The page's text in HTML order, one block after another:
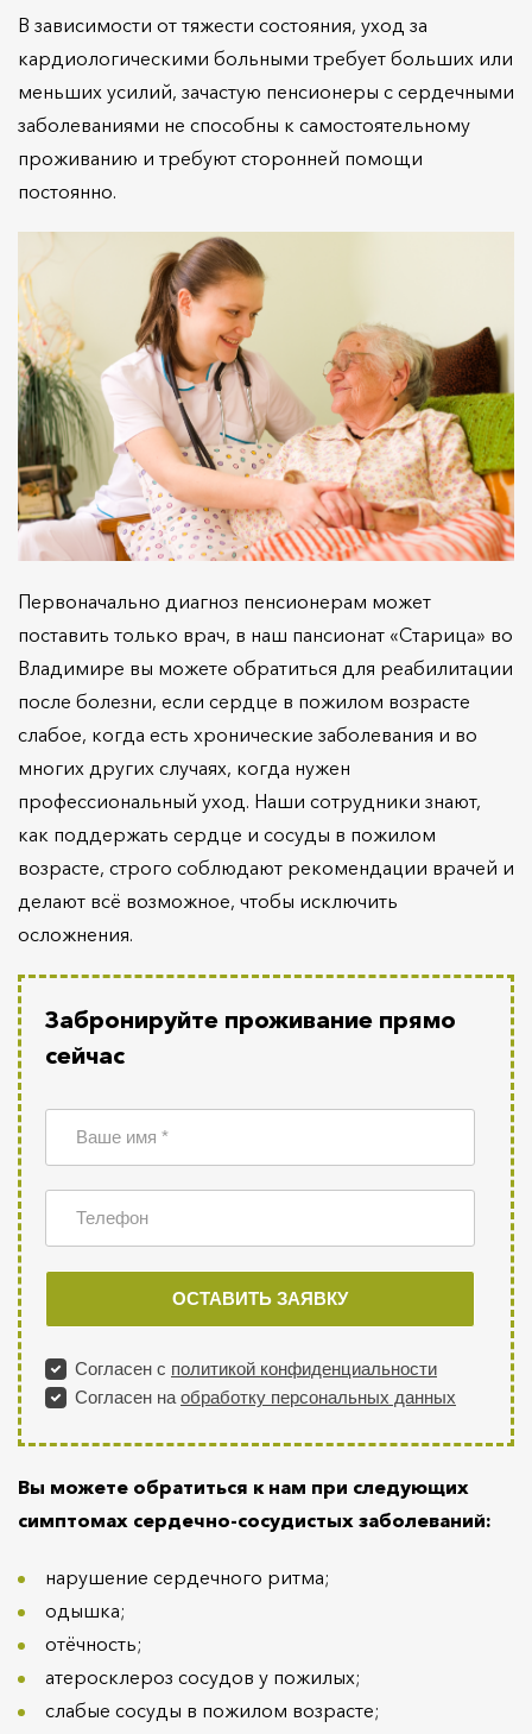
В зависимости от тяжести состояния, уход за
кардиологическими больными требует больших или
меньших усилий, зачастую пенсионеры с сердечными
заболеваниями не способны к самостоятельному
проживанию и требуют сторонней помощи
постоянно.
Первоначально диагноз пенсионерам может
поставить только врач, в наш пансионат «Старица» во
Владимире вы можете обратиться для реабилитации
после болезни, если сердце в пожилом возрасте
слабое, когда есть хронические заболевания и во
многих других случаях, когда нужен
профессиональный уход. Наши сотрудники знают,
как поддержать сердце и сосуды в пожилом
возрасте, строго соблюдают рекомендации врачей и
делают всё возможное, чтобы исключить
осложнения.
Забронируйте проживание прямо
сейчас
Вы можете обратиться к нам при следующих
симптомах сердечно-сосудистых заболеваний:
нарушение сердечного ритма;
одышка;
отёчность;
атеросклероз сосудов у пожилых;
слабые сосуды в пожилом возрасте;